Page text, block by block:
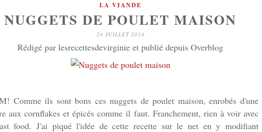
LA VIANDE
NUGGETS DE POULET MAISON
29 JUILLET 2014
Rédigé par lesrecettesdevirginie et publié depuis Overblog
Comme ils sont bons ces nuggets de poulet maison, enrobés d'une
aux cornflakes et épicés comme il faut. Franchement, rien à voir avec
food. J'ai piqué l'idée de cette recette sur le net en y modifiant